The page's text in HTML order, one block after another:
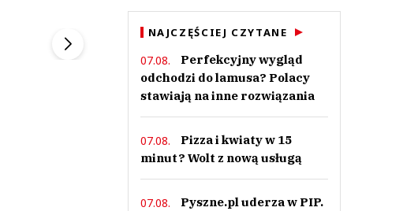
▶
Szefem być Sezon 2 Marcin Przybysz
NAJCZĘŚCIEJ CZYTANE
07.08.
Perfekcyjny wygląd
odchodzi do lamusa? Polacy
stawiają na inne rozwiązania
07.08.
Pizza i kwiaty w 15
minut? Wolt z nową usługą
07.08.
Pyszne.pl uderza w PIP.